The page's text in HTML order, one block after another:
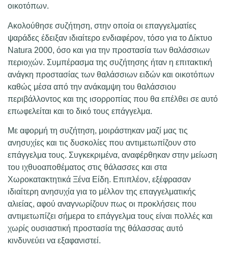
οικοτόπων.
Ακολούθησε συζήτηση, στην οποία οι επαγγελματίες
ψαράδες έδειξαν ιδιαίτερο ενδιαφέρον, τόσο για το Δίκτυο
Natura 2000, όσο και για την προστασία των θαλάσσιων
περιοχών. Συμπέρασμα της συζήτησης ήταν η επιτακτική
ανάγκη προστασίας των θαλάσσιων ειδών και οικοτόπων
καθώς μέσα από την ανάκαμψη του θαλάσσιου
περιβάλλοντος και της ισορροπίας που θα επέλθει σε αυτό
επωφελείται και το δικό τους επάγγελμα.
Με αφορμή τη συζήτηση, μοιράστηκαν μαζί μας τις
ανησυχίες και τις δυσκολίες που αντιμετωπίζουν στο
επάγγελμα τους. Συγκεκριμένα, αναφέρθηκαν στην μείωση
του ιχθυοαποθέματος στις θάλασσες και στα
Χωροκατακτητικά Ξένα Είδη. Επιπλέον, εξέφρασαν
ιδιαίτερη ανησυχία για το μέλλον της επαγγελματικής
αλιείας, αφού αναγνωρίζουν πως οι προκλήσεις που
αντιμετωπίζει σήμερα το επάγγελμα τους είναι πολλές και
χωρίς ουσιαστική προστασία της θάλασσας αυτό
κινδυνεύει να εξαφανιστεί.